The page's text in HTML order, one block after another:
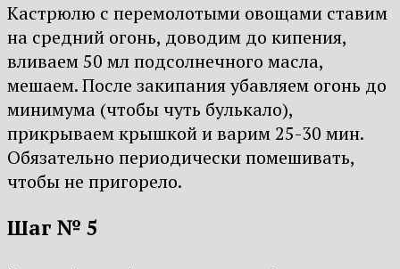
Кастрюлю с перемолотыми овощами ставим
на средний огонь, доводим до кипения,
вливаем 50 мл подсолнечного масла,
мешаем. После закипания убавляем огонь до
минимума (чтобы чуть булькало),
прикрываем крышкой и варим 25-30 мин.
Обязательно периодически помешивать,
чтобы не пригорело.
Шаг № 5